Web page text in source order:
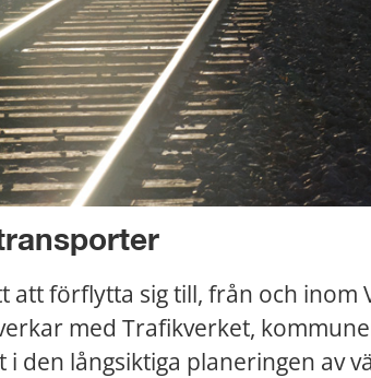
att förflytta sig till, från och inom
med Trafikverket,
i den långsiktiga planeringen av